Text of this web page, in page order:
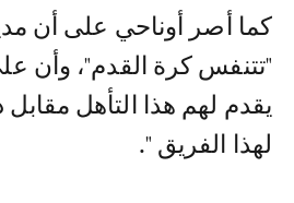
كما أصر أوناحي على أن
"تتنفس كرة القدم"، وأن
يقدم لهم هذا التأهل
لهذا الفريق ".